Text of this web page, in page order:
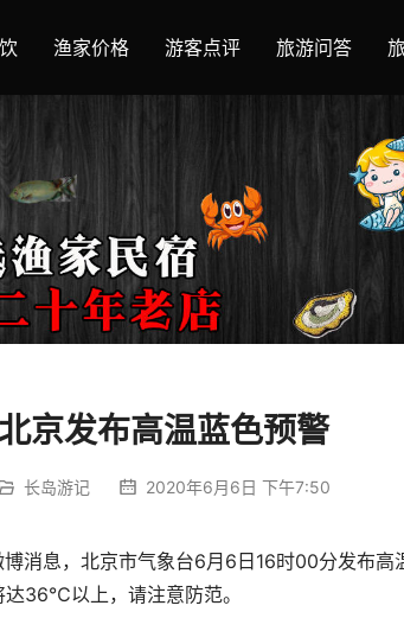
渔家价格 游客点评 旅游问答
北京发布高温蓝色预警
长岛游记 2020年6月6日 下午7:50
消息，北京市气象台6月6日16时00分发布高
36℃以上，请注意防范。